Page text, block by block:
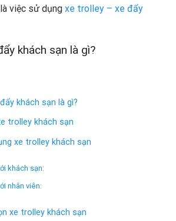
việc sử dụng xe trolley – xe đẩy
khách sạn là gì?
khách sạn là gì?
trolley khách sạn
xe trolley khách sạn
khách sạn:
nhân viên:
xe trolley khách sạn